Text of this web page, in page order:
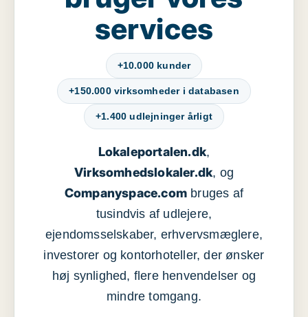
services
+10.000 kunder
+150.000 virksomheder i databasen
+1.400 udlejninger årligt
Lokaleportalen.dk,
Virksomhedslokaler.dk, og
Companyspace.com bruges af
tusindvis af udlejere,
ejendomsselskaber, erhvervsmæglere,
investorer og kontorhoteller, der ønsker
høj synlighed, flere henvendelser og
mindre tomgang.